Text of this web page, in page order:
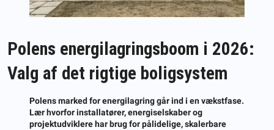
Polens energilagringsboom i 2026:
Valg af det rigtige boligsystem
Polens marked for energilagring går ind i en vækstfase.
Lær hvorfor installatører, energiselskaber og
projektudviklere har brug for pålidelige, skalerbare